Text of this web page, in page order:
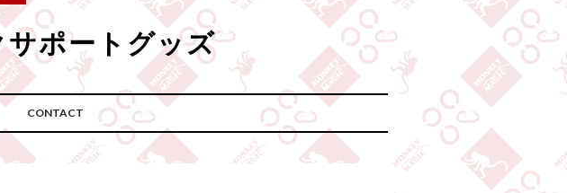
ポートグッズ
CONTACT